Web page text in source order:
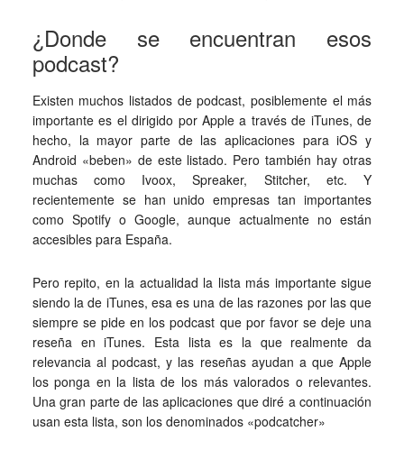
¿Donde se encuentran esos
podcast?
Existen muchos listados de podcast, posiblemente el más
importante es el dirigido por Apple a través de iTunes, de
hecho, la mayor parte de las aplicaciones para iOS y
Android «beben» de este listado. Pero también hay otras
muchas como Ivoox, Spreaker, Stitcher, etc. Y
recientemente se han unido empresas tan importantes
como Spotify o Google, aunque actualmente no están
accesibles para España.
Pero repito, en la actualidad la lista más importante sigue
siendo la de iTunes, esa es una de las razones por las que
siempre se pide en los podcast que por favor se deje una
reseña en iTunes. Esta lista es la que realmente da
relevancia al podcast, y las reseñas ayudan a que Apple
los ponga en la lista de los más valorados o relevantes.
Una gran parte de las aplicaciones que diré a continuación
usan esta lista, son los denominados «podcatcher»